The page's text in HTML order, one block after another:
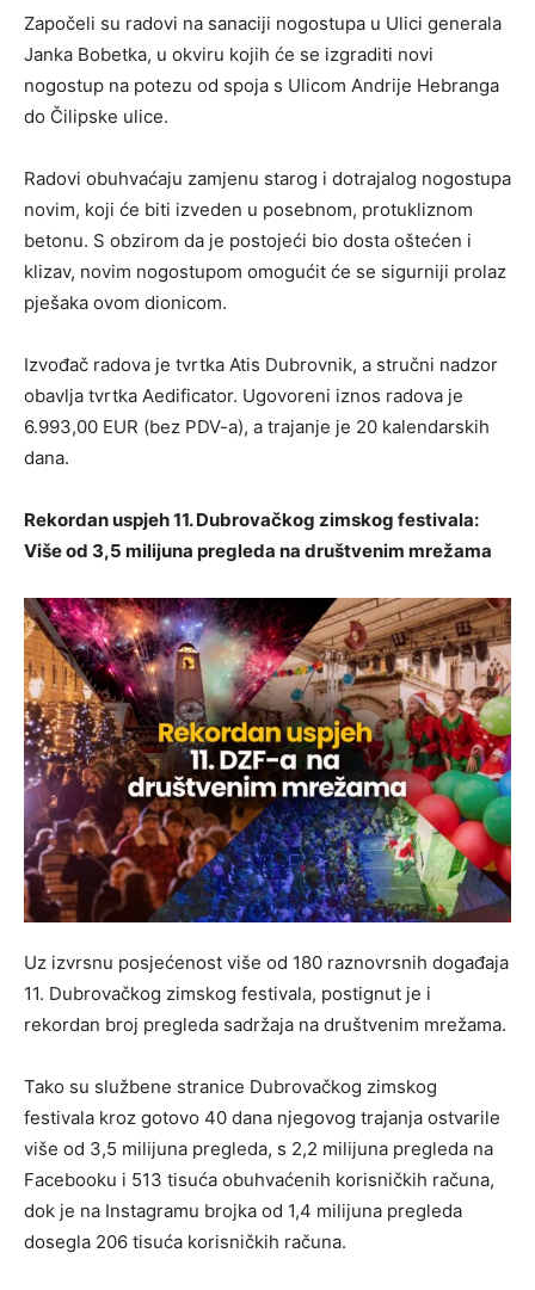
Započeli su radovi na sanaciji nogostupa u Ulici generala
Janka Bobetka, u okviru kojih će se izgraditi novi
nogostup na potezu od spoja s Ulicom Andrije Hebranga
do Čilipske ulice.
Radovi obuhvaćaju zamjenu starog i dotrajalog nogostupa
novim, koji će biti izveden u posebnom, protukliznom
betonu. S obzirom da je postojeći bio dosta oštećen i
klizav, novim nogostupom omogućit će se sigurniji prolaz
pješaka ovom dionicom.
Izvođač radova je tvrtka Atis Dubrovnik, a stručni nadzor
obavlja tvrtka Aedificator. Ugovoreni iznos radova je
6.993,00 EUR (bez PDV-a), a trajanje je 20 kalendarskih
dana.
Rekordan uspjeh 11. Dubrovačkog zimskog festivala:
Više od 3,5 milijuna pregleda na društvenim mrežama
Uz izvrsnu posjećenost više od 180 raznovrsnih događaja
11. Dubrovačkog zimskog festivala, postignut je i
rekordan broj pregleda sadržaja na društvenim mrežama.
Tako su službene stranice Dubrovačkog zimskog
festivala kroz gotovo 40 dana njegovog trajanja ostvarile
više od 3,5 milijuna pregleda, s 2,2 milijuna pregleda na
Facebooku i 513 tisuća obuhvaćenih korisničkih računa,
dok je na Instagramu brojka od 1,4 milijuna pregleda
dosegla 206 tisuća korisničkih računa.